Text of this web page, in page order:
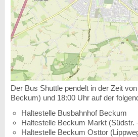
Der Bus Shuttle pendelt in der Zeit
Beckum) und 18:00 Uhr auf der
Haltestelle Busbahnhof Beckum
Haltestelle Beckum Markt (Südstr.
Haltestelle Beckum Osttor